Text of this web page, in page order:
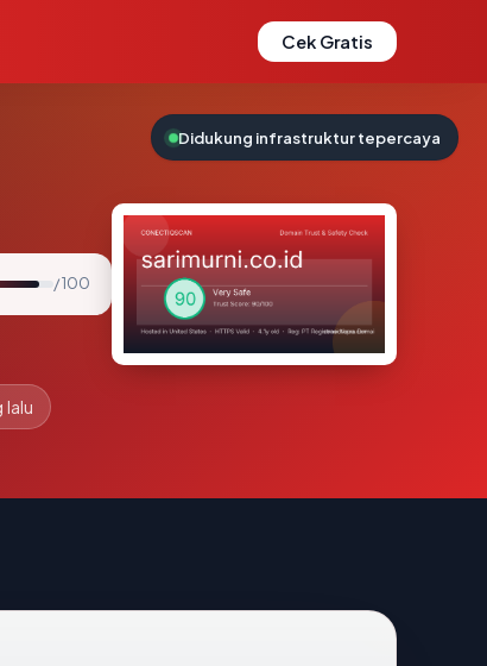
Cek Gratis
/ 100
lalu
Didukung infrastruktur tepercaya